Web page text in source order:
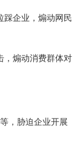
踩企业，煽动网民
，煽动消费群体对
，胁迫企业开展